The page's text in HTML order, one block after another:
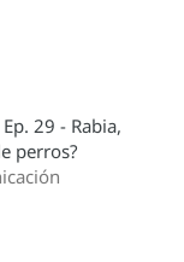
29 - Rabia,
perros?